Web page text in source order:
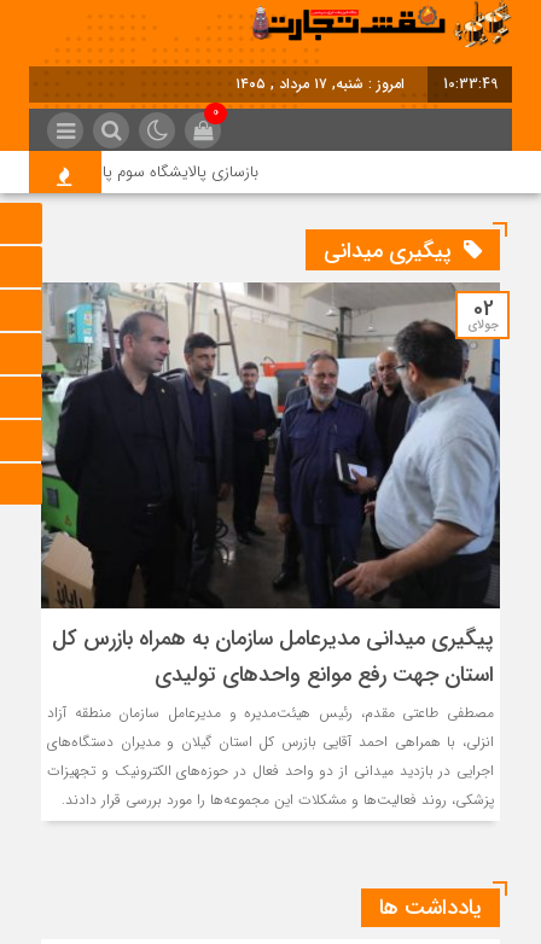
10:33:49 امروز : شنبه, ۱۷ مرداد , ۱۴۰۵
0
بازسازی پالایشگاه سوم پارس جنوبی کلید
پیگیری میدانی
02
جولای
پیگیری میدانی مدیرعامل سازمان به همراه بازرس كل
استان جهت رفع موانع واحدهای تولیدی
مصطفی طاعتی مقدم، رئیس هیئت‌مدیره و مدیرعامل سازمان منطقه آزاد
انزلی، با همراهی احمد آقایی بازرس کل استان گیلان و مدیران دستگاه‌های
اجرایی در بازدید میدانی از دو واحد فعال در حوزه‌های الکترونیک و تجهیزات
پزشکی، روند فعالیت‌ها و مشکلات این مجموعه‌ها را مورد بررسی قرار دادند.
یادداشت ها